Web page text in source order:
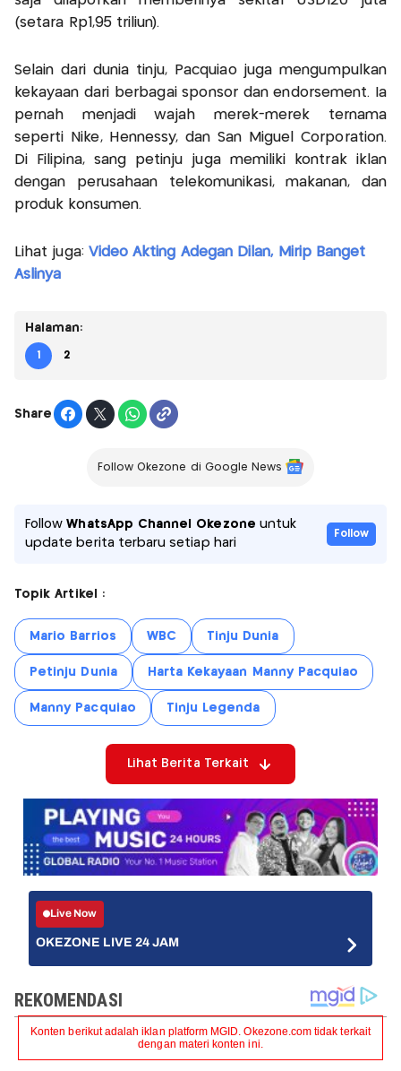
(setara Rp1,95 triliun).
Selain dari dunia tinju, Pacquiao juga mengumpulkan
kekayaan dari berbagai sponsor dan endorsement. Ia
pernah menjadi wajah merek-merek ternama
seperti Nike, Hennessy, dan San Miguel Corporation.
Di Filipina, sang petinju juga memiliki kontrak iklan
dengan perusahaan telekomunikasi, makanan, dan
produk konsumen.
Lihat juga: Video Akting Adegan Dilan, Mirip Banget
Aslinya
Halaman:
1 2
Share
Follow Okezone di Google News
FollowWhatsApp Channel Okezone untuk
update berita terbaru setiap hari
Follow
Topik Artikel :
Mario Barrios WBC Tinju Dunia
Petinju Dunia Harta Kekayaan Manny Pacquiao
Manny Pacquiao Tinju Legenda
Lihat Berita Terkait
Live Now
OKEZONE LIVE 24 JAM